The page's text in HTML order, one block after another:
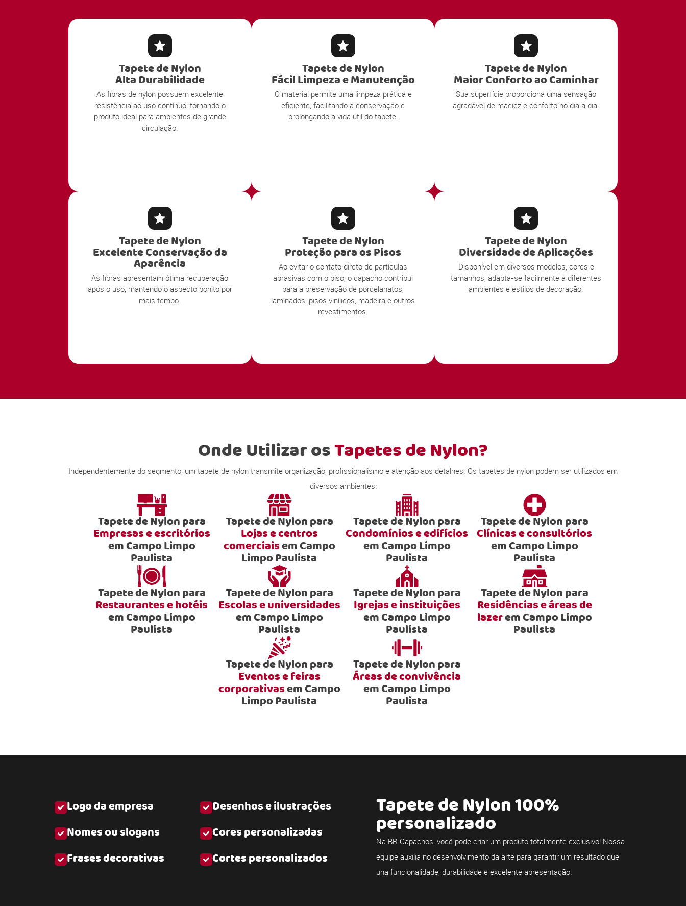
Tapete de Nylon
Alta Durabilidade
As fibras de nylon possuem excelente
resistência ao uso contínuo, tornando o
produto ideal para ambientes de grande
circulação.
Tapete de Nylon
Fácil Limpeza e Manutenção
O material permite uma limpeza prática e
eficiente, facilitando a conservação e
prolongando a vida útil do tapete.
Tapete de Nylon
Maior Conforto ao Caminhar
Sua superfície proporciona uma sensação
agradável de maciez e conforto no dia a dia.
Tapete de Nylon
Excelente Conservação da
Aparência
As fibras apresentam ótima recuperação
após o uso, mantendo o aspecto bonito por
mais tempo.
Tapete de Nylon
Proteção para os Pisos
Ao evitar o contato direto de partículas
abrasivas com o piso, o capacho contribui
para a preservação de porcelanatos,
laminados, pisos vinílicos, madeira e outros
revestimentos.
Tapete de Nylon
Diversidade de Aplicações
Disponível em diversos modelos, cores e
tamanhos, adapta-se facilmente a diferentes
ambientes e estilos de decoração.
Onde Utilizar osTapetes de Nylon?
Independentemente do segmento, um tapete de nylon transmite organização, profissionalismo e atenção aos detalhes. Os tapetes de nylon podem ser utilizados em
diversos ambientes:
Tapete de Nylon para
Empresas e escritórios
em Campo Limpo
Paulista
Tapete de Nylon para
Lojas e centros
comerciaisem Campo
Limpo Paulista
Tapete de Nylon para
Condomínios e edifícios
em Campo Limpo
Paulista
Tapete de Nylon para
Clínicas e consultórios
em Campo Limpo
Paulista
Tapete de Nylon para
Restaurantes e hotéis
em Campo Limpo
Paulista
Tapete de Nylon para
Escolas e universidades
em Campo Limpo
Paulista
Tapete de Nylon para
Igrejas e instituições
em Campo Limpo
Paulista
Tapete de Nylon para
Residências e áreas de
lazerem Campo Limpo
Paulista
Tapete de Nylon para
Eventos e feiras
corporativasem Campo
Limpo Paulista
Tapete de Nylon para
Áreas de convivência
em Campo Limpo
Paulista
Logo da empresa
Desenhos e ilustrações
Nomes ou slogans
Cores personalizadas
Frases decorativas
Cortes personalizados
Tapete de Nylon 100%
personalizado
Na BR Capachos, você pode criar um produto totalmente exclusivo! Nossa
equipe auxilia no desenvolvimento da arte para garantir um resultado que
una funcionalidade, durabilidade e excelente apresentação.